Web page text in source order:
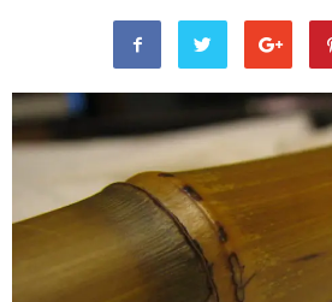
HPL,
Kertas,